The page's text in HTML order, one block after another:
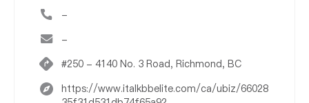
-
-
#250 - 4140 No. 3 Road, Richmond, BC
https://www.italkbbelite.com/ca/ubiz/66028